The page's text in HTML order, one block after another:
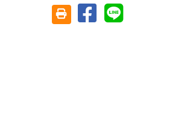
友善列印(另開視窗)
分享至臉書分享至 Line